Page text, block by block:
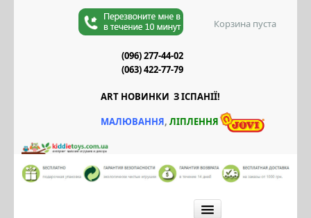
Корзина пуста
(096) 277-44-02
(063) 422-77-79
ART НОВИНКИ З ІСПАНІЇ!
МАЛЮВАННЯ, ЛІПЛЕННЯ